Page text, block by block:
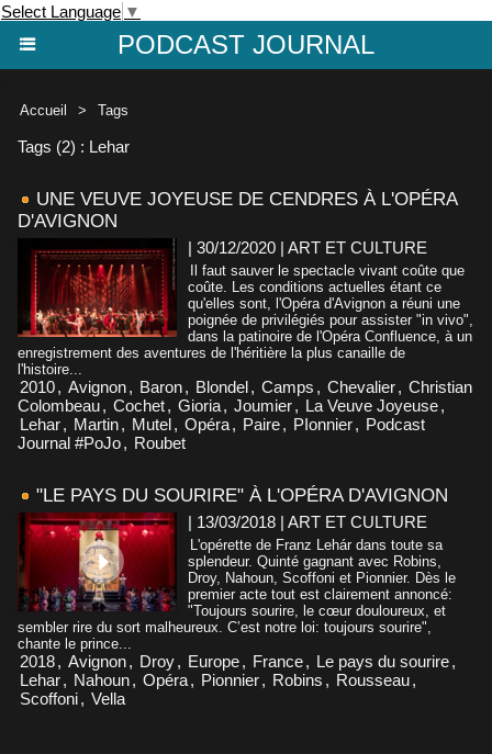
Select Language ▼
PODCAST JOURNAL
Accueil > Tags
Tags (2) : Lehar
UNE VEUVE JOYEUSE DE CENDRES À L'OPÉRA
D'AVIGNON
| 30/12/2020 | ART ET CULTURE
Il faut sauver le spectacle vivant coûte que
coûte. Les conditions actuelles étant ce
qu'elles sont, l'Opéra d'Avignon a réuni une
poignée de privilégiés pour assister "in vivo",
dans la patinoire de l'Opéra Confluence, à un
enregistrement des aventures de l'héritière la plus canaille de
l'histoire...
2010, Avignon, Baron, Blondel, Camps , Chevalier, Christian
Colombeau, Cochet, Gioria, Joumier, La Veuve Joyeuse,
Lehar, Martin, Mutel, Opéra, Paire, PIonnier, Podcast
Journal #PoJo, Roubet
"LE PAYS DU SOURIRE" À L'OPÉRA D'AVIGNON
| 13/03/2018 | ART ET CULTURE
L'opérette de Franz Lehár dans toute sa
splendeur. Quinté gagnant avec Robins,
Droy, Nahoun, Scoffoni et Pionnier. Dès le
premier acte tout est clairement annoncé:
"Toujours sourire, le cœur douloureux, et
sembler rire du sort malheureux. C’est notre loi: toujours sourire",
chante le prince...
2018, Avignon, Droy, Europe, France, Le pays du sourire,
Lehar, Nahoun, Opéra, Pionnier, Robins , Rousseau,
Scoffoni, Vella